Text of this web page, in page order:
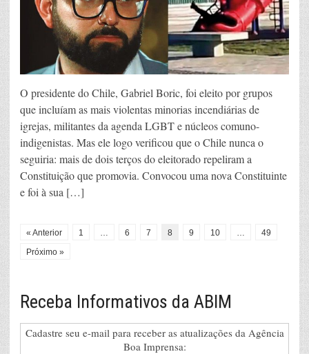
O presidente do Chile, Gabriel Boric, foi eleito por grupos
que incluíam as mais violentas minorias incendiárias de
igrejas, militantes da agenda LGBT e núcleos comuno-
indigenistas. Mas ele logo verificou que o Chile nunca o
seguiria: mais de dois terços do eleitorado repeliram a
Constituição que promovia. Convocou uma nova Constituinte
e foi à sua […]
« Anterior 1 6 7 8 9 10
49
Próximo »
Receba Informativos da ABIM
Cadastre seu e-mail para receber as atualizações da Agência
Boa Imprensa: